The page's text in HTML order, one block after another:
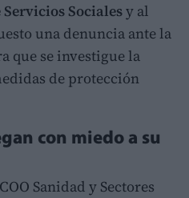
Socialesy al
una denuncia ante la
que se investigue la
de protección
con miedo a su
Sanidad y Sectores